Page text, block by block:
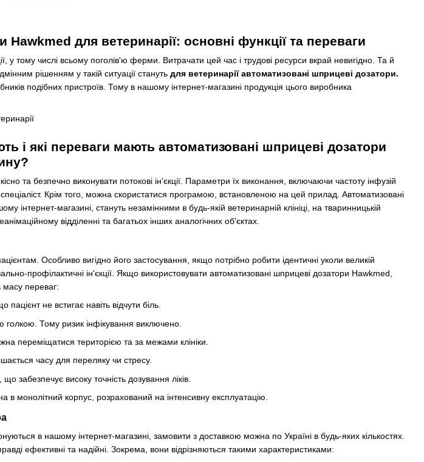
для ветеринарії: основні функції та переваги
у тому числі всьому поголів'ю ферми. Витрачати цей час і трудові ресурси вкрай невигідно. Та й
рішенням у такій ситуації стануть для ветеринарії автоматизовані шприцеві дозатори.
подібних пристроїв. Тому в нашому інтернет-магазині продукція цього виробника
і які переваги мають автоматизовані шприцеві дозатори
та безпечно виконувати потокові ін'єкції. Параметри їх виконання, включаючи частоту інфузій
Крім того, можна скористатися програмою, встановленою на цей прилад. Автоматизовані
інтернет-магазині, стануть незамінними в будь-якій ветеринарній клініці, на тваринницькій
відділенні та багатьох інших аналогічних об'єктах.
Особливо вигідно його застосування, якщо потрібно робити ідентичні уколи великій
профілактичні ін'єкції. Якщо використовувати автоматизовані шприцеві дозатори Hawkmed,
масу переваг:
не встигає навіть відчути біль.
голкою. Тому ризик інфікування виключено.
переміщатися територією та за межами клініки.
часу для переляку чи стресу.
високу точність дозування ліків.
в монолітний корпус, розрахований на інтенсивну експлуатацію.
в нашому інтернет-магазині, замовити з доставкою можна по Україні в будь-яких кількостях.
ефективні та надійні. Зокрема, вони відрізняються такими характеристиками: